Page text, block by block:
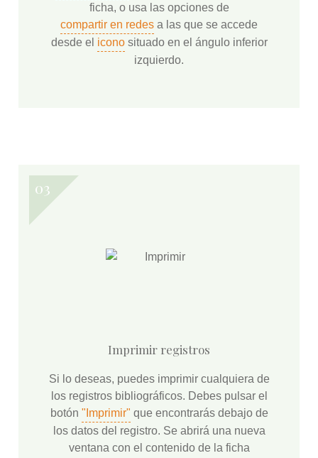
ficha, o usa las opciones de
compartir en redes a las que se accede
desde el iconosituado en el ángulo inferior
izquierdo.
Imprimir registros
Si lo deseas, puedes imprimir cualquiera de
los registros bibliográficos. Debes pulsar el
botón "Imprimir" que encontrarás debajo de
los datos del registro. Se abrirá una nueva
ventana con el contenido de la ficha